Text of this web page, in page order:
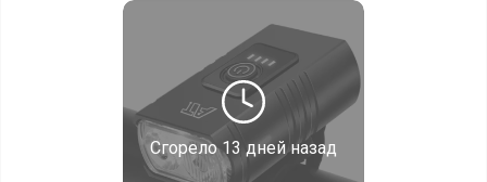
Сгорело13 дней назад